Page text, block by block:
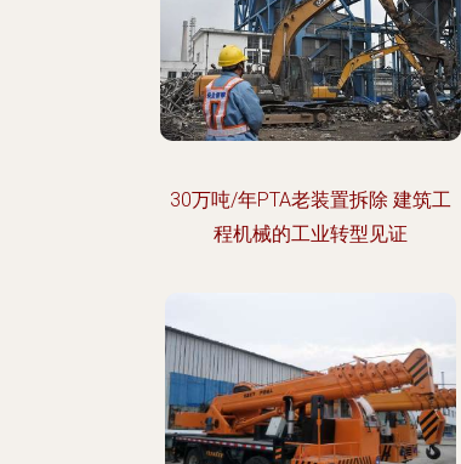
30万吨/年PTA老装置拆除 建筑工
程机械的工业转型见证